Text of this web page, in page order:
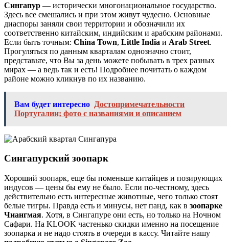
Сингапур — исторически многонациональное государство.
Здесь все смешались и при этом живут чудесно. Основные
диаспоры заняли свои территории и обозначили их
соответственно китайским, индийским и арабским районами.
Если быть точным: China Town, Little India и Arab Street.
Прогуляться по данным кварталам однозначно стоит,
представьте, что Вы за день можете побывать в трех разных
мирах — а ведь так и есть! Подробнее почитать о каждом
районе можно кликнув по их названию.
Вам будет интересно Достопримечательности
Португалии; фото с названиями и описанием
Сингапурский зоопарк
Хороший зоопарк, еще бы поменьше китайцев и позирующих
индусов — цены бы ему не было. Если по-честному, здесь
действительно есть интересные животные, чего только стоят
белые тигры. Правда есть и минусы, нет панд, как в зоопарке
Чиангмая. Хотя, в Сингапуре они есть, но только на Ночном
Сафари. На KLOOK частенько скидки именно на посещение
зоопарка и не надо стоять в очереди в кассу. Читайте нашу